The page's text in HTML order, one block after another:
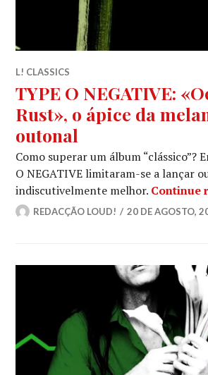
L! CLASSICS
TYPE O NEGATIVE:
Rust», o ápice da
outonal
Como superar um álbum “clássico”?
O NEGATIVE limitaram-se a lançar
indiscutivelmente melhor. Continue
REDACÇÃO LOUD! 20 DE AGOSTO,